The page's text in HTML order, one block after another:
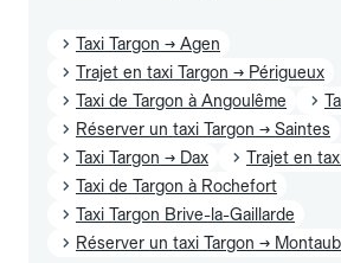
Taxi Targon → Agen
Trajet en taxi Targon → Périgueux
Taxi de Targon à Angoulême
Réserver un taxi Targon → Saintes
Taxi Targon → Dax
Trajet en
Taxi de Targon à Rochefort
Taxi Targon Brive-la-Gaillarde
Réserver un taxi Targon →